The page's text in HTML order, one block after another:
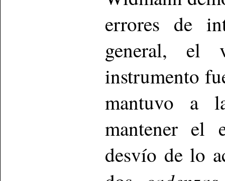
errores de
general, el
instrumento
mantuvo a
mantener el
desvío de lo